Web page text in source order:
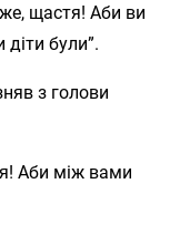
щастя! Аби ви
були”.
з голови
Аби між вами